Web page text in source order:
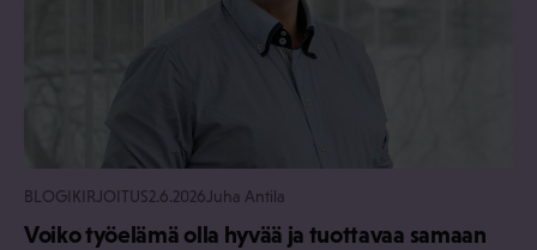
BLOGIKIRJOITUS2.6.2026 Juha Antila
Voiko työelämä olla hyvää ja tuottavaa samaan